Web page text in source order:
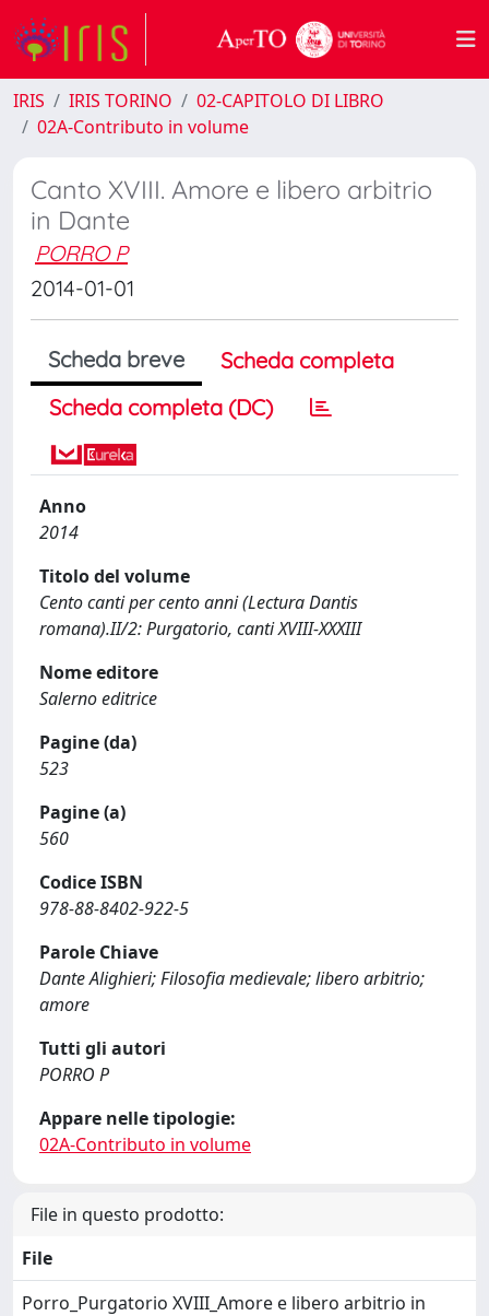
IRIS IRIS TORINO
02-CAPITOLO DI LIBRO
02A-Contributo in volume
Canto XVIII. Amore e libero arbitrio
in Dante
PORRO P
2014-01-01
Scheda breve
Scheda completa
Scheda completa (DC)
Anno
2014
Titolo del volume
Cento canti per cento anni (Lectura Dantis
romana).II/2: Purgatorio, canti XVIII-XXXIII
Nome editore
Salerno editrice
Pagine (da)
523
Pagine (a)
560
Codice ISBN
978-88-8402-922-5
Parole Chiave
Dante Alighieri; Filosofia medievale; libero arbitrio;
amore
Tutti gli autori
PORRO P
Appare nelle tipologie:
02A-Contributo in volume
File in questo prodotto:
File
Porro_Purgatorio XVIII_Amore e libero arbitrio in